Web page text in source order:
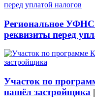
Региональное УФНС
реквизиты перед
Участок по
нашёл застройщика |